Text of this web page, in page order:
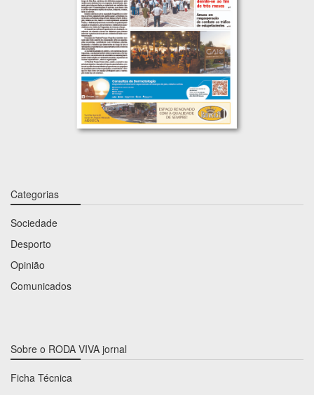
Categorias
Sociedade
Desporto
Opinião
Comunicados
Sobre o RODA VIVA jornal
Ficha Técnica